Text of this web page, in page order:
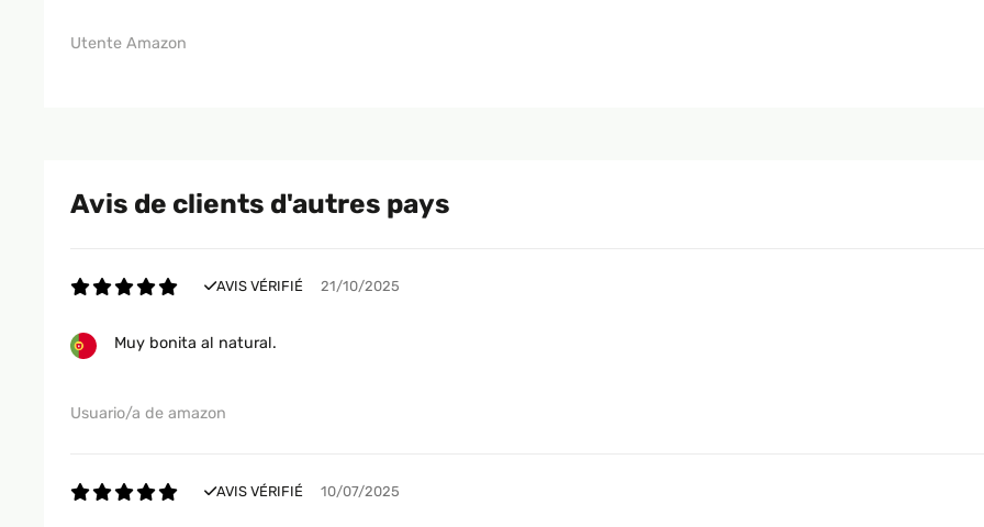
Utente Amazon
Avis de clients d'autres pays
AVIS VÉRIFIÉ 21/10/2025
Muy bonita al natural.
Usuario/a de amazon
AVIS VÉRIFIÉ 10/07/2025